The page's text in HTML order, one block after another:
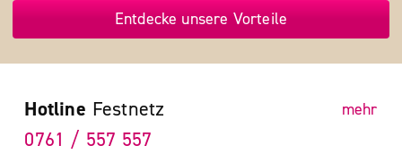
Entdecke unsere Vorteile
Hotline Festnetz mehr
0761 / 557 557